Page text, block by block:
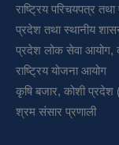
राष्ट्रिय परिचयपत्र
प्रदेश तथा स्थानीय
प्रदेश लोक सेवा आयोग,
राष्ट्रिय योजना आयोग
कृषि बजार, कोशी
श्रम संसार प्रणाली